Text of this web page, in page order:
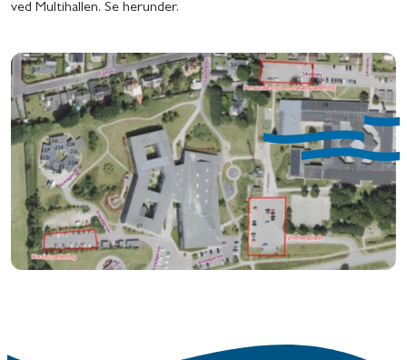
ved Multihallen. Se herunder.